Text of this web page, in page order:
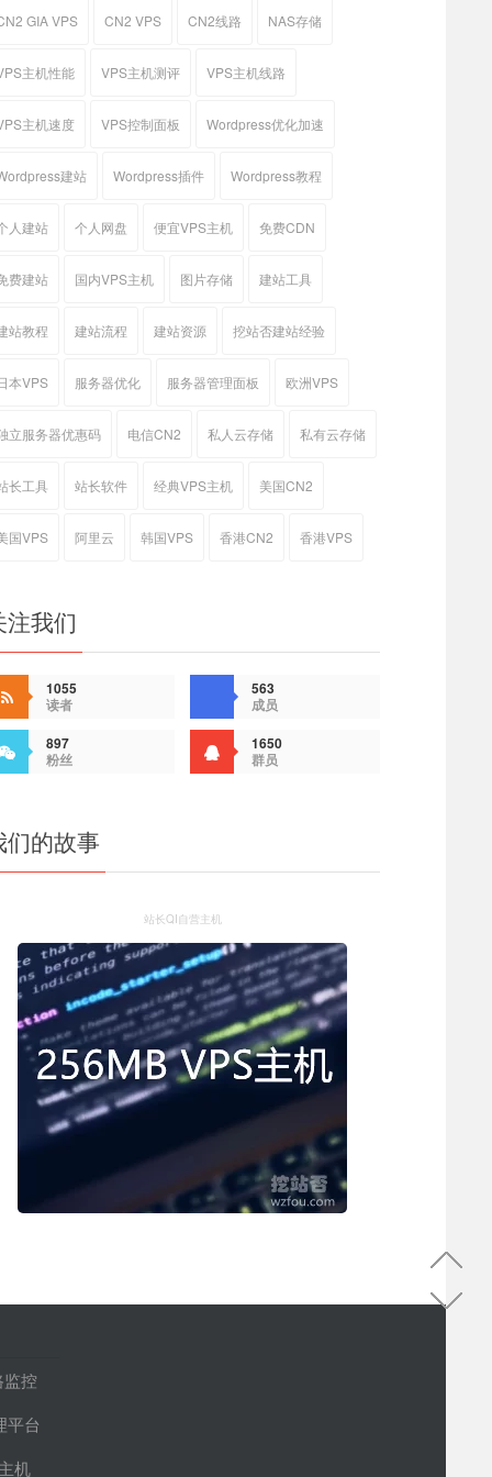
GIA VPS CN2 VPS CN2线路 NAS存储
主机性能 VPS主机测评 VPS主机线路
主机速度 VPS控制面板 Wordpress优化加速
建站 Wordpress插件 Wordpress教程
人建站 个人网盘 便宜VPS主机 免费CDN
费建站 国内VPS主机 图片存储 建站工具
站教程 建站流程 建站资源 挖站否建站经验
本VPS 服务器优化 服务器管理面板 欧洲VPS
立服务器优惠码 电信CN2 私人云存储 私有云存储
长工具 站长软件 经典VPS主机 美国CN2
国VPS 阿里云 韩国VPS 香港CN2 香港VPS
注我们
1055
读者
563
成员
897
粉丝
1650
群员
们的故事
站长QI自营主机
控
平台
机